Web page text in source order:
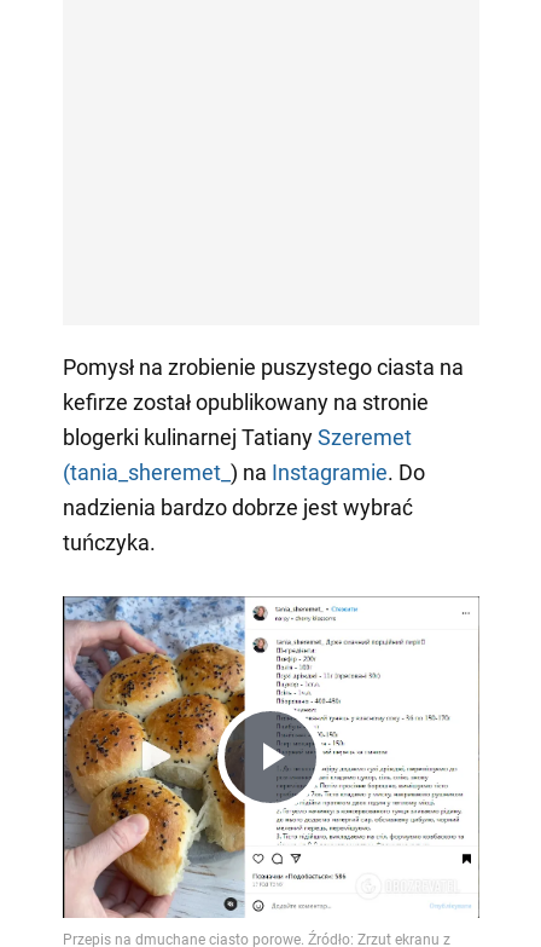
Pomysł na zrobienie puszystego ciasta na
kefirze został opublikowany na stronie
blogerki kulinarnej TatianySzeremet
(tania_sheremet_ ) na Instagramie. Do
nadzienia bardzo dobrze jest wybrać
tuńczyka.
Play
Video